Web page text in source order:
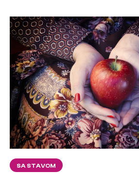
SA STAVOM